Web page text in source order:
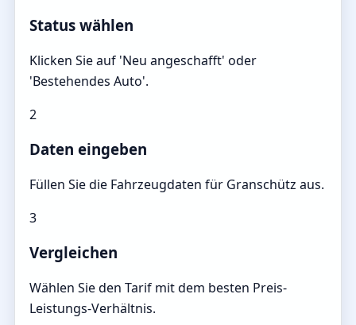
Status wählen
Klicken Sie auf 'Neu angeschafft' oder
'Bestehendes Auto'.
2
Daten eingeben
Füllen Sie die Fahrzeugdaten für Granschütz aus.
3
Vergleichen
Wählen Sie den Tarif mit dem besten Preis-
Leistungs-Verhältnis.